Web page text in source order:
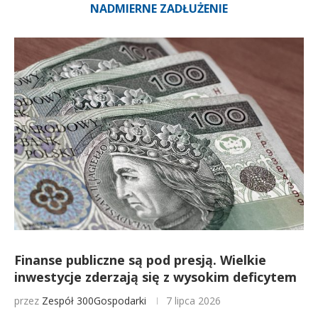
NADMIERNE ZADŁUŻENIE
Finanse publiczne są pod presją. Wielkie
inwestycje zderzają się z wysokim deficytem
przez Zespół 300Gospodarki 7 lipca 2026